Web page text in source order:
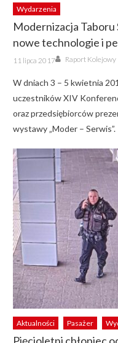
Wydarzenia
Modernizacja
nowe technologie i
Posted
on
11 lipca 2017 Author
Raport Kolejowy
W dniach 3 – 5 kwietnia
uczestników XIV
oraz przedsiębiorców
wystawy „Moder – Serwis”.
Aktualności Pasażer